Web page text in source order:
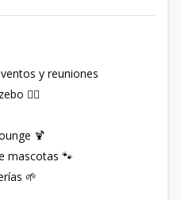
y reuniones
🏊‍♂️
🍹
mascotas 🐾
🌱